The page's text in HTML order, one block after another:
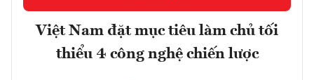
Việt Nam đặt mục tiêu làm chủ tối
thiểu 4 công nghệ chiến lược